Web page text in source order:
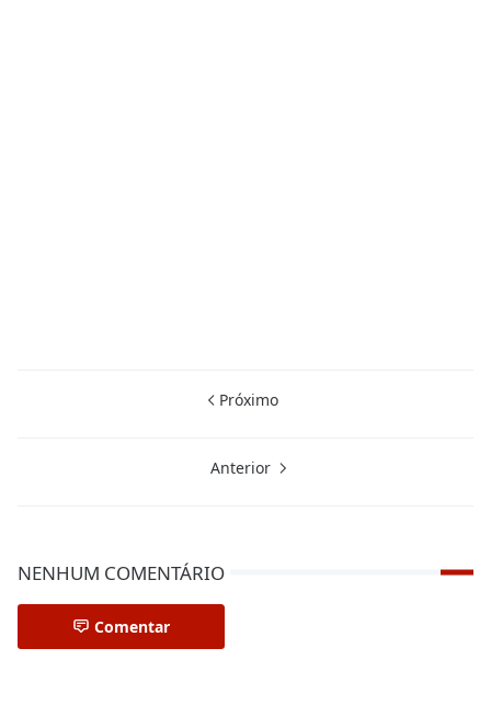
Próximo
Anterior
NENHUM COMENTÁRIO
Comentar